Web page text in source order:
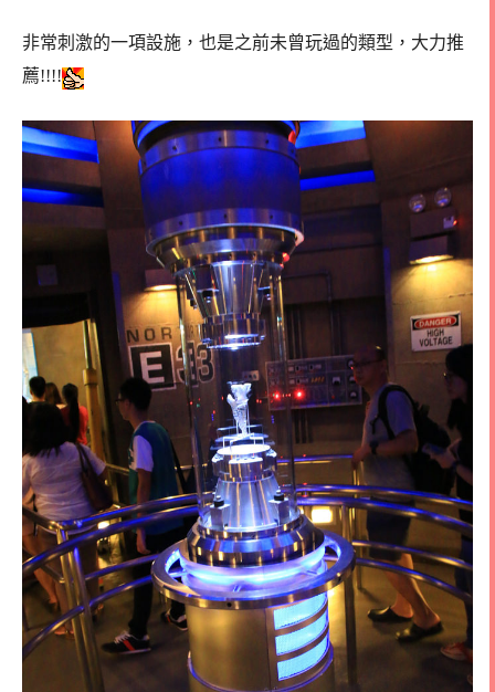
非常刺激的一項設施，也是之前未曾玩過的類型，大力推
薦!!!!